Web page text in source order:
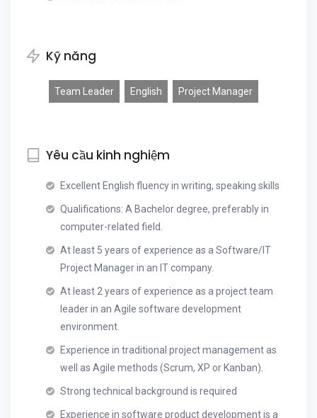
Kỹ năng
Team Leader English Project Manager
Yêu cầu kinh nghiệm
Excellent English fluency in writing, speaking skills
Qualifications: A Bachelor degree, preferably in
computer-related field.
At least 5 years of experience as a Software/IT
Project Manager in an IT company.
At least 2 years of experience as a project team
leader in an Agile software development
environment.
Experience in traditional project management as
well as Agile methods (Scrum, XP or Kanban).
Strong technical background is required
Experience in software product development is a